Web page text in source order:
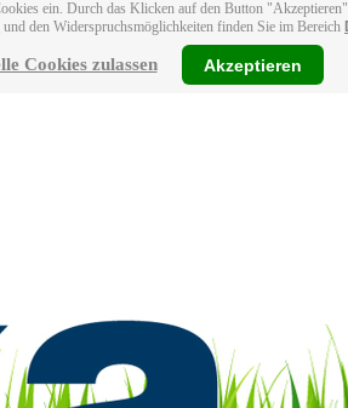
ein. Durch das Klicken auf den Button
den Widerspruchsmöglichkeiten finden Sie im Bereich
Cookies zulassen Akzeptieren